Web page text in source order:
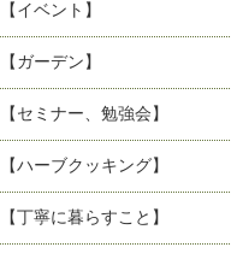
【イベント】
【ガーデン】
【セミナー、勉強会】
【ハーブクッキング】
【丁寧に暮らすこと】